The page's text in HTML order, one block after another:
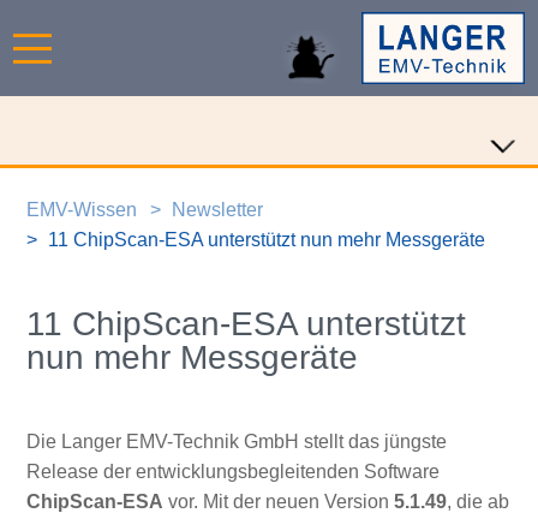
EMV-Wissen
Newsletter
11 ChipScan-ESA unterstützt nun mehr Messgeräte
11 ChipScan-ESA unterstützt
nun mehr Messgeräte
Die Langer EMV-Technik GmbH stellt das jüngste
Release der entwicklungsbegleitenden Software
ChipScan-ESA vor. Mit der neuen Version 5.1.49, die ab